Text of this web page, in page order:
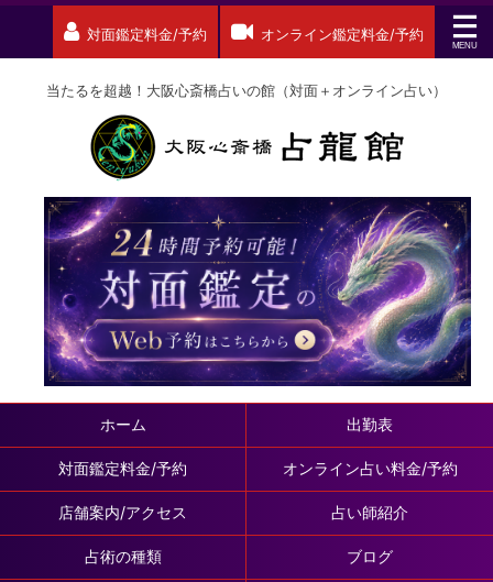
対面鑑定料金/予約 オンライン鑑定料金/予約
当たるを超越！大阪心斎橋占いの館（対面＋オンライン占い）
ホーム 出勤表
対面鑑定料金/予約 オンライン占い料金/予約
店舗案内/アクセス 占い師紹介
占術の種類 ブログ